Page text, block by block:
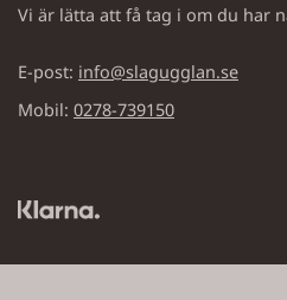
Vi är lätta att få tag i om du har
E-post: info@slagugglan.se
Mobil: 0278-739150